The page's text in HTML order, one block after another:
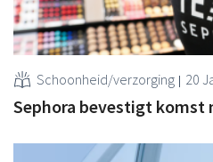
Schoonheid/verzorging 20
Sephora bevestigt komst